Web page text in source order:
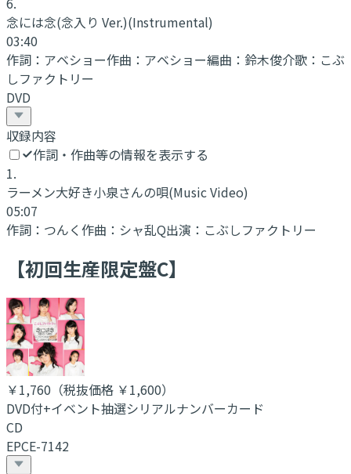
念には念(念入り Ver.)(Instrumental)
03:40
作詞： アベショー作曲： アベショー編曲： 鈴木俊介歌： こぶ
しファクトリー
DVD
収録内容
作詞・作曲等の情報を表示する
1.
ラーメン大好き小泉さんの唄(Music Video)
05:07
作詞： つんく作曲： シャ乱Q出演： こぶしファクトリー
【初回生産限定盤C】
￥1,760 （税抜価格 ￥1,600）
DVD付+イベント抽選シリアルナンバーカード
CD
EPCE-7142